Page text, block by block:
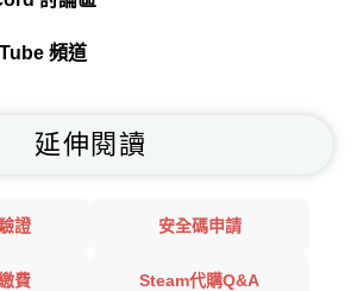
頻道
延伸閱讀
證 安全碼申請
費 Steam代購Q&A